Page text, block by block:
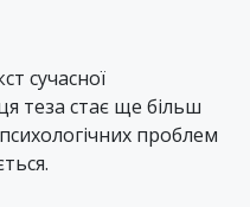
сучасної
теза стає ще більш
проблем